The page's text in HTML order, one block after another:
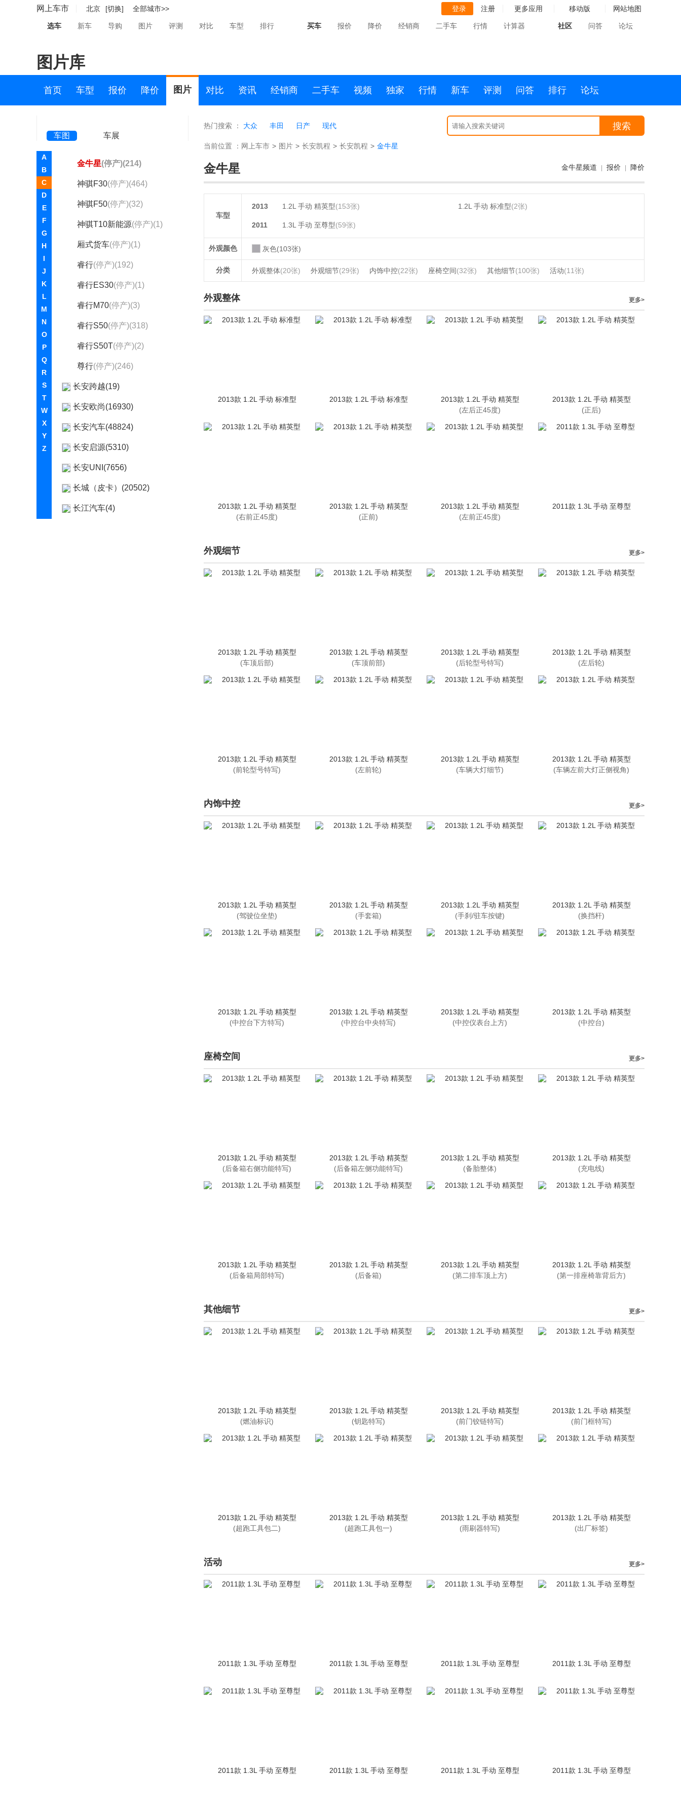
网上车市 北京 [切换] 全部城市>> 登录 注册 更多应用 移动版 网站地图
选车 新车 导购 图片 评测 对比 车型 排行 买车 报价 降价 经销商 二手车 行情 计算器 社区 问答 论坛
图片库
首页 车型 报价 降价 图片 对比 资讯 经销商 二手车 视频 独家 行情 新车 评测 问答 排行 论坛
车图 车展
A
B
C
D
E
F
G
H
I
J
K
L
M
N
O
P
Q
R
S
T
W
X
Y
Z
长安星卡L系 (停产)(2)
长安之星2
金牛星(停产)(214)
神骐F30(停产)(464)
神骐F50(停产)(32)
神骐T10新能源(停产)(1)
厢式货车(停产)(1)
睿行(停产)(192)
睿行ES30(停产)(1)
睿行M70(停产)(3)
睿行S50(停产)(318)
睿行S50T(停产)(2)
尊行(停产)(246)
长安跨越(19)
长安欧尚(16930)
长安汽车(48824)
长安启源(5310)
长安UNI(7656)
长城（皮卡）(20502)
长江汽车(4)
热门搜索 ： 大众 丰田 日产 现代 搜索
当前位置 ： 网上车市 > 图片 > 长安凯程 > 长安凯程 > 金牛星
金牛星 金牛星频道 报价 降价
车型
2013 1.2L 手动 精英型(153张) 1.2L 手动 标准型(2张)
2011 1.3L 手动 至尊型(59张)
外观颜色 灰色(103张)
分类 外观整体(20张) 外观细节(29张) 内饰中控(22张) 座椅空间(32张) 其他细节(100张) 活动(11张)
外观整体 更多>
2013款 1.2L 手动 标准型 2013款 1.2L 手动 标准型
2013款 1.2L 手动 精英型
(左后正45度)
2013款 1.2L 手动 精英型
(正后)
2013款 1.2L 手动 精英型
(右前正45度)
2013款 1.2L 手动 精英型
(正前)
2013款 1.2L 手动 精英型
(左前正45度)
2011款 1.3L 手动 至尊型
外观细节 更多>
2013款 1.2L 手动 精英型
(车顶后部)
2013款 1.2L 手动 精英型
(车顶前部)
2013款 1.2L 手动 精英型
(后轮型号特写)
2013款 1.2L 手动 精英型
(左后轮)
2013款 1.2L 手动 精英型
(前轮型号特写)
2013款 1.2L 手动 精英型
(左前轮)
2013款 1.2L 手动 精英型
(车辆大灯细节)
2013款 1.2L 手动 精英型
(车辆左前大灯正侧视角)
内饰中控 更多>
2013款 1.2L 手动 精英型
(驾驶位坐垫)
2013款 1.2L 手动 精英型
(手套箱)
2013款 1.2L 手动 精英型
(手刹/驻车按键)
2013款 1.2L 手动 精英型
(换挡杆)
2013款 1.2L 手动 精英型
(中控台下方特写)
2013款 1.2L 手动 精英型
(中控台中央特写)
2013款 1.2L 手动 精英型
(中控仪表台上方)
2013款 1.2L 手动 精英型
(中控台)
座椅空间 更多>
2013款 1.2L 手动 精英型
(后备箱右侧功能特写)
2013款 1.2L 手动 精英型
(后备箱左侧功能特写)
2013款 1.2L 手动 精英型
(备胎整体)
2013款 1.2L 手动 精英型
(充电线)
2013款 1.2L 手动 精英型
(后备箱局部特写)
2013款 1.2L 手动 精英型
(后备箱)
2013款 1.2L 手动 精英型
(第二排车顶上方)
2013款 1.2L 手动 精英型
(第一排座椅靠背后方)
其他细节 更多>
2013款 1.2L 手动 精英型
(燃油标识)
2013款 1.2L 手动 精英型
(钥匙特写)
2013款 1.2L 手动 精英型
(前门铰链特写)
2013款 1.2L 手动 精英型
(前门框特写)
2013款 1.2L 手动 精英型
(超跑工具包二)
2013款 1.2L 手动 精英型
(超跑工具包一)
2013款 1.2L 手动 精英型
(雨刷器特写)
2013款 1.2L 手动 精英型
(出厂标签)
活动 更多>
2011款 1.3L 手动 至尊型 2011款 1.3L 手动 至尊型 2011款 1.3L 手动 至尊型 2011款 1.3L 手动 至尊型
2011款 1.3L 手动 至尊型 2011款 1.3L 手动 至尊型 2011款 1.3L 手动 至尊型 2011款 1.3L 手动 至尊型